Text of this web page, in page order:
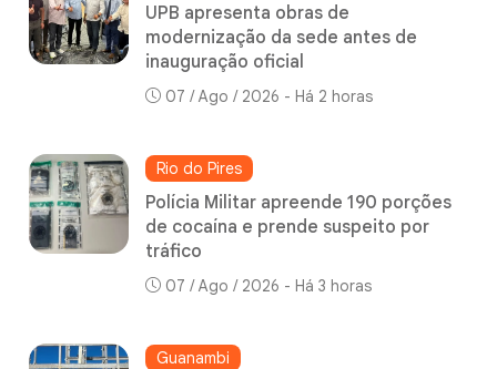
UPB apresenta obras de
modernização da sede antes de
inauguração oficial
07 / Ago / 2026 - Há 2 horas
Rio do Pires
Polícia Militar apreende 190 porções
de cocaína e prende suspeito por
tráfico
07 / Ago / 2026 - Há 3 horas
Guanambi